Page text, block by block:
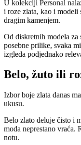
U kolekciji Personal
i roze zlata, kao i modeli
dragim kamenjem.
Od diskretnih modela
posebne prilike, svaka
izgleda podjednako
Belo, žuto ili
Izbor boje zlata danas
ukusu.
Belo zlato deluje čisto i
moda neprestano vraća.
notu.